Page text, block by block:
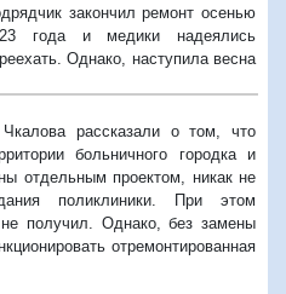
закончил ремонт осенью
года и медики надеялись
Однако, наступила весна
рассказали о том, что
больничного городка и
отдельным проектом, никак не
поликлиники. При этом
получил. Однако, без замены
отремонтированная